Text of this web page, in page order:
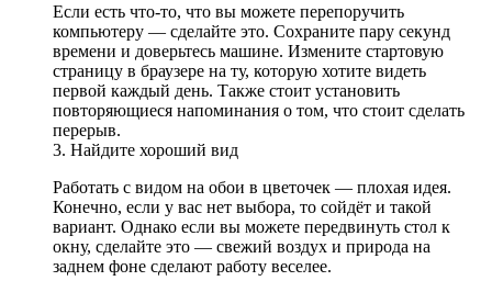
Если есть что-то, что вы можете перепоручить
компьютеру — сделайте это. Сохраните пару секунд
времени и доверьтесь машине. Измените стартовую
страницу в браузере на ту, которую хотите видеть
первой каждый день. Также стоит установить
повторяющиеся напоминания о том, что стоит сделать
перерыв.
3. Найдите хороший вид
Работать с видом на обои в цветочек — плохая идея.
Конечно, если у вас нет выбора, то сойдёт и такой
вариант. Однако если вы можете передвинуть стол к
окну, сделайте это — свежий воздух и природа на
заднем фоне сделают работу веселее.